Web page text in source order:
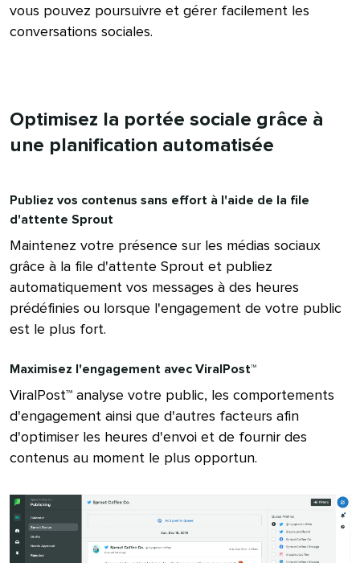
vous pouvez poursuivre et gérer facilement les
conversations sociales.​​
Optimisez la portée sociale grâce à
une planification automatisée​​
Publiez vos contenus sans effort à l'aide de la file
d'attente Sprout​​
Maintenez votre présence sur les médias sociaux
grâce à la file d'attente Sprout et publiez
automatiquement vos messages à des heures
prédéfinies ou lorsque l'engagement de votre public
est le plus fort.​​
Maximisez l'engagement avec ViralPost™​​
ViralPost™ analyse votre public, les comportements
d'engagement ainsi que d'autres facteurs afin
d'optimiser les heures d'envoi et de fournir des
contenus au moment le plus opportun.​​